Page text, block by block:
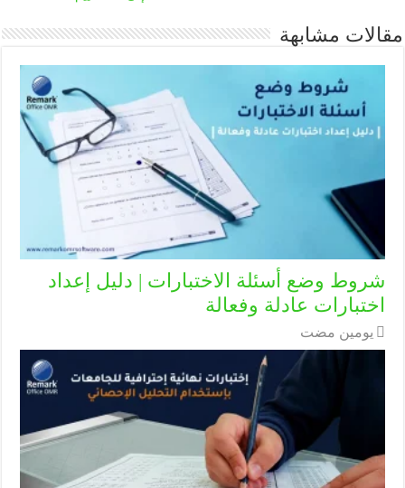
مقالات مشابهة
شروط وضع أسئلة الاختبارات | دليل إعداد
اختبارات عادلة وفعالة
‏يومين مضت